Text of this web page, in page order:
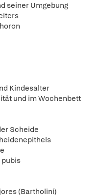
seiner Umgebung
Kindesalter
und im Wochenbett
Scheide
pubis
(Bartholini)